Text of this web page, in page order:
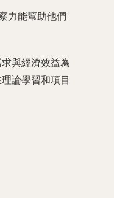
力能幫助他們
與經濟效益為
論學習和項目